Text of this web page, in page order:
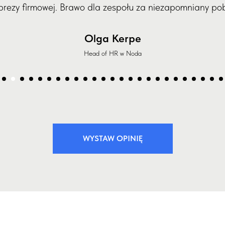
firmowej. Brawo dla zespołu za niezapomniany
Olga Kerpe
Head of HR w Noda
WYSTAW OPINIĘ